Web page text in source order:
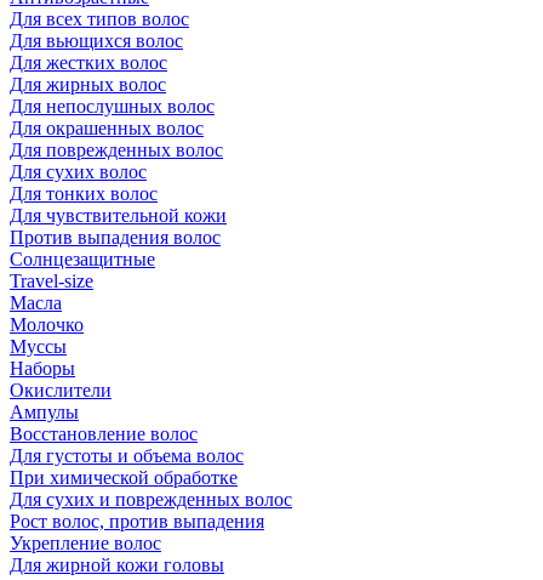
Для всех типов волос
Для вьющихся волос
Для жестких волос
Для жирных волос
Для непослушных волос
Для окрашенных волос
Для поврежденных волос
Для сухих волос
Для тонких волос
Для чувствительной кожи
Против выпадения волос
Солнцезащитные
Travel-size
Масла
Молочко
Муссы
Наборы
Окислители
Ампулы
Восстановление волос
Для густоты и объема волос
При химической обработке
Для сухих и поврежденных волос
Рост волос, против выпадения
Укрепление волос
Для жирной кожи головы